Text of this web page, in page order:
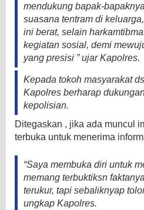
mendukung bapak-
suasana tentram di
ini berat, selain
kegiatan sosial, demi
yang presisi ” ujar Kapolres.
Kepada tokoh masyarakat
Kapolres berharap
kepolisian.
Ditegaskan , jika ada muncul
terbuka untuk menerima
“Saya membuka diri untuk
memang terbuktiksn
terukur, tapi sebaliknyap
ungkap Kapolres.